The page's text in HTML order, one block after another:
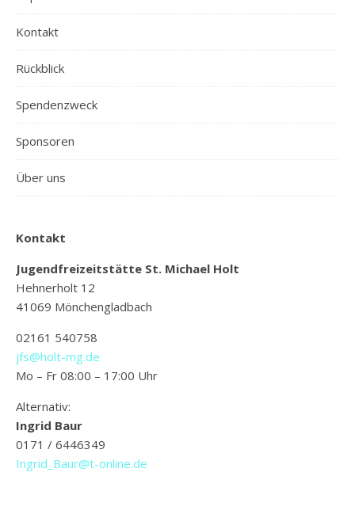
Kontakt
Rückblick
Spendenzweck
Sponsoren
Über uns
Kontakt
Jugendfreizeitstätte St. Michael Holt
Hehnerholt 12
41069 Mönchengladbach
02161 540758
jfs@holt-mg.de
Mo – Fr 08:00 – 17:00 Uhr
Alternativ:
Ingrid Baur
0171 / 6446349
Ingrid_Baur@t-online.de